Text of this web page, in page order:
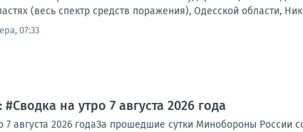
(весь спектр средств поражения), Одесской области,
07:33
на утро 7 августа 2026 года
7 августа 2026 годаЗа прошедшие сутки Минобороны